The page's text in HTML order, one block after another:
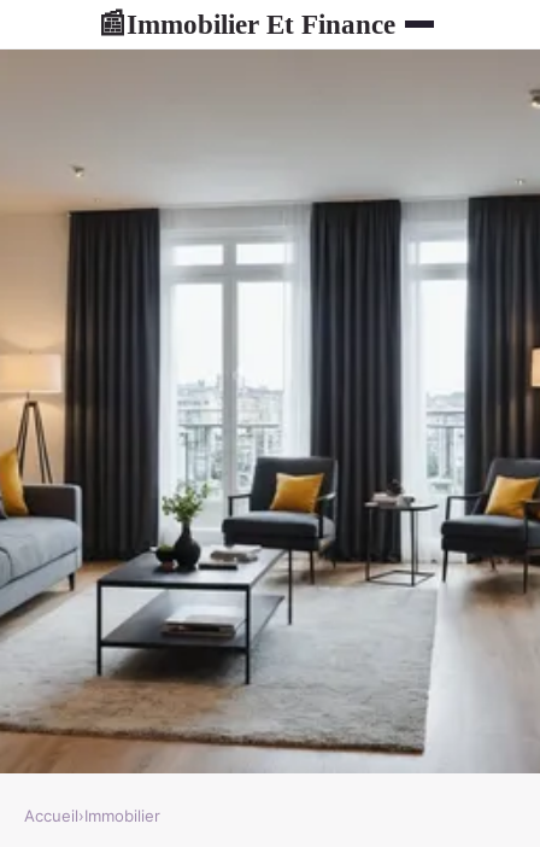
📰Immobilier Et Finance
Accueil›Immobilier